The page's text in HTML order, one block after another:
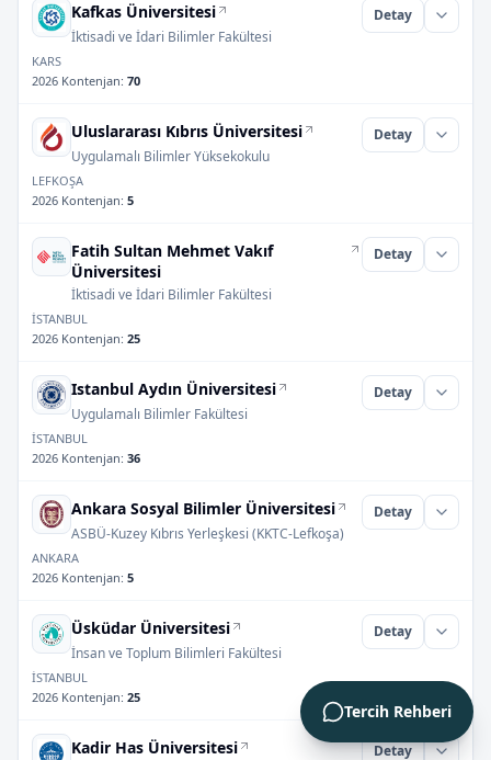
Kafkas Üniversitesi
İktisadi ve İdari Bilimler Fakültesi
Detay
KARS
2026 Kontenjan: 70
Uluslararası Kıbrıs Üniversitesi
Uygulamalı Bilimler Yüksekokulu
Detay
LEFKOŞA
2026 Kontenjan: 5
Fatih Sultan Mehmet Vakıf
Üniversitesi
İktisadi ve İdari Bilimler Fakültesi
Detay
İSTANBUL
2026 Kontenjan: 25
Istanbul Aydın Üniversitesi
Uygulamalı Bilimler Fakültesi
Detay
İSTANBUL
2026 Kontenjan: 36
Ankara Sosyal Bilimler Üniversitesi
ASBÜ-Kuzey Kıbrıs Yerleşkesi (KKTC-Lefkoşa)
Detay
ANKARA
2026 Kontenjan: 5
Üsküdar Üniversitesi
İnsan ve Toplum Bilimleri Fakültesi
Detay
İSTANBUL
2026 Kontenjan: 25
Kadir Has Üniversitesi Detay
Tercih Rehberi